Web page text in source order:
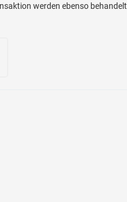
werden ebenso behandelt